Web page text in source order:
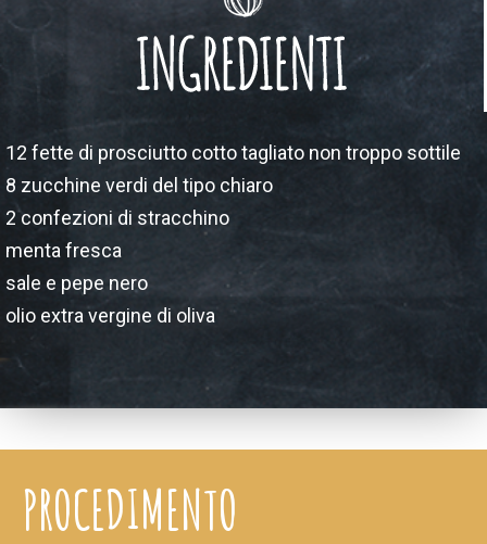
12 fette di prosciutto cotto tagliato non troppo sottile
8 zucchine verdi del tipo chiaro
2 confezioni di stracchino
menta fresca
sale e pepe nero
olio extra vergine di oliva
PROCEDIMENTO